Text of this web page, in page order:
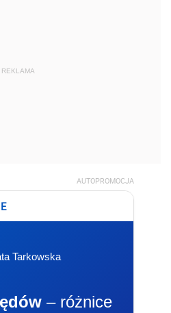
REKLAMA
AUTOPROMOCJA
Tarkowska
– różnice